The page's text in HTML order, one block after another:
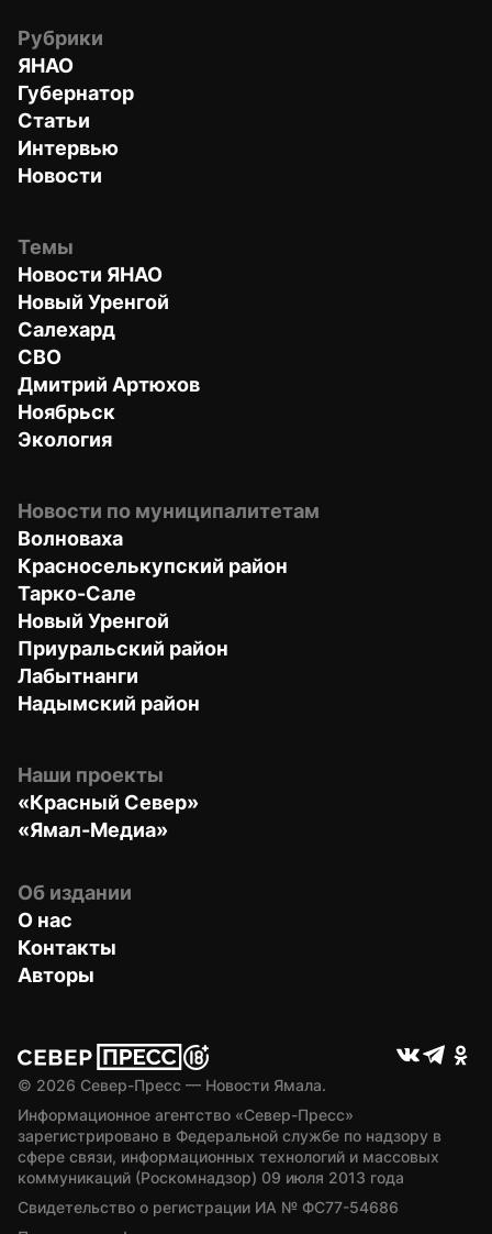
Рубрики
ЯНАО
Губернатор
Статьи
Интервью
Новости
Темы
Новости ЯНАО
Новый Уренгой
Салехард
СВО
Дмитрий Артюхов
Ноябрьск
Экология
Новости по муниципалитетам
Волноваха
Красноселькупский район
Тарко-Сале
Новый Уренгой
Приуральский район
Лабытнанги
Надымский район
Наши проекты
«Красный Север»
«Ямал-Медиа»
Об издании
О нас
Контакты
Авторы
© 2026 Север-Пресс — Новости Ямала.
Информационное агентство «Север-Пресс»
зарегистрировано в Федеральной службе по надзору в
сфере связи, информационных технологий и массовых
коммуникаций (Роскомнадзор) 09 июля 2013 года
Свидетельство о регистрации ИА № ФС77-54686